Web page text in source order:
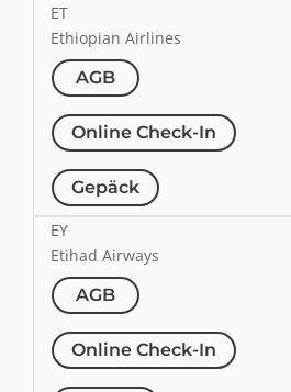
ET
Ethiopian Airlines
AGB
Online Check-In
Gepäck
EY
Etihad Airways
AGB
Online Check-In